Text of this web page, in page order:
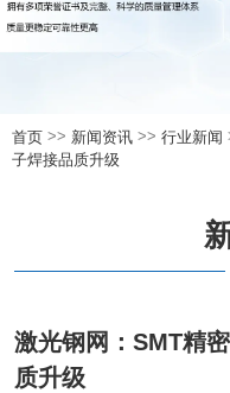
首页 >> 新闻资讯 >> 行业新闻
子焊接品质升级
激光钢网：SMT精
质升级